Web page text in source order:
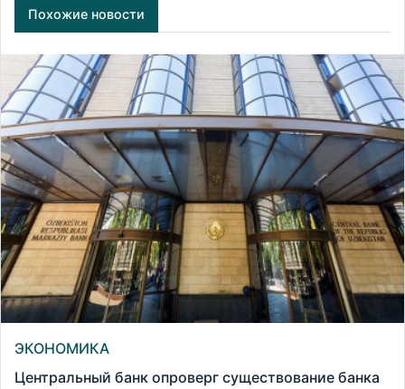
Похожие новости
ЭКОНОМИКА
Центральный банк опроверг существование банка